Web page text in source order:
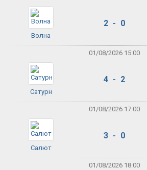
Волна
2 - 0
01/08/2026 15:00
Сатурн
4 - 2
01/08/2026 17:00
Салют
3 - 0
01/08/2026 18:00